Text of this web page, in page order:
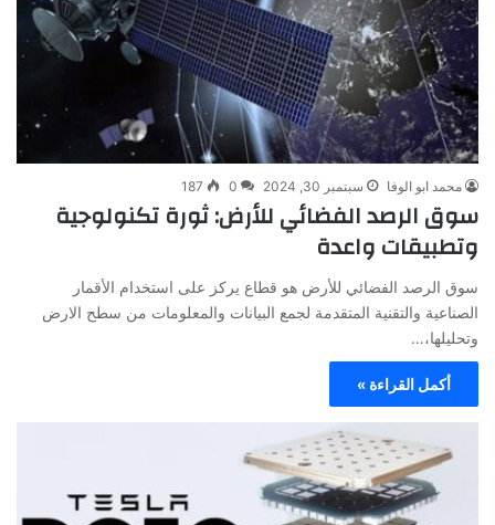
محمد ابو الوفا سبتمبر 30, 2024 0
187
سوق الرصد الفضائي للأرض: ثورة تكنولوجية
وتطبيقات واعدة
سوق الرصد الفضائي للأرض هو قطاع يركز على استخدام الأقمار
الصناعية والتقنية المتقدمة لجمع البيانات والمعلومات من سطح الارض
وتحليلها،…
أكمل القراءة »